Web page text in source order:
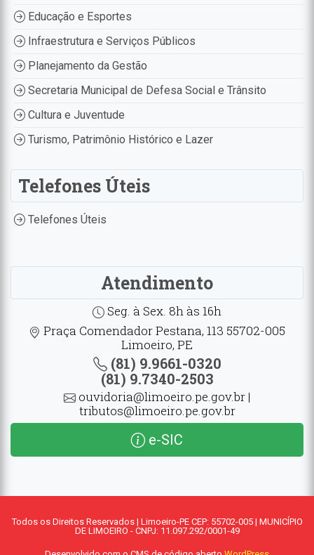
Educação e Esportes
Infraestrutura e Serviços Públicos
Planejamento da Gestão
Secretaria Municipal de Defesa Social e Trânsito
Cultura e Juventude
Turismo, Patrimônio Histórico e Lazer
Telefones Úteis
Telefones Úteis
Atendimento
Seg. à Sex. 8h às 16h
Praça Comendador Pestana, 113 55702-005
Limoeiro, PE
(81) 9.9661-0320
(81) 9.7340-2503
ouvidoria@limoeiro.pe.gov.br |
tributos@limoeiro.pe.gov.br
e-SIC
Todos os Direitos Reservados | Limoeiro-PE CEP: 55702-005 | MUNICÍPIO
DE LIMOEIRO - CNPJ: 11.097.292/0001-49